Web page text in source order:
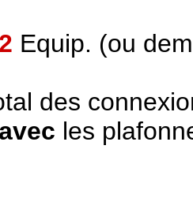
2 Equip. (ou
des
les